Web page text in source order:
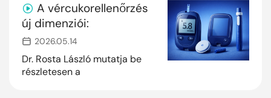
A vércukorellenőrzés
új dimenziói:
adatvezérelt diabétesz-
menedzsment az
alapellátásban
2026.05.14
Dr. Rosta László mutatja be
részletesen a